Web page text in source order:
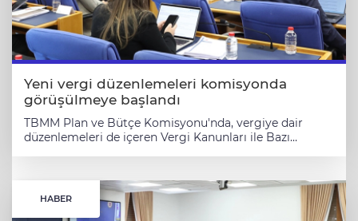
Yeni vergi düzenlemeleri komisyonda
görüşülmeye başlandı
TBMM Plan ve Bütçe Komisyonu'nda, vergiye dair
düzenlemeleri de içeren Vergi Kanunları ile Bazı
Teklifi'nin müzakerelerine başlandı. ANKARA (İGFA) -
Vergi adaletini güçlendirmeyi ve kayıt dışı ekonomiyi
azaltmayı amaçlayan teklif, Plan ve Bütçe
HABER